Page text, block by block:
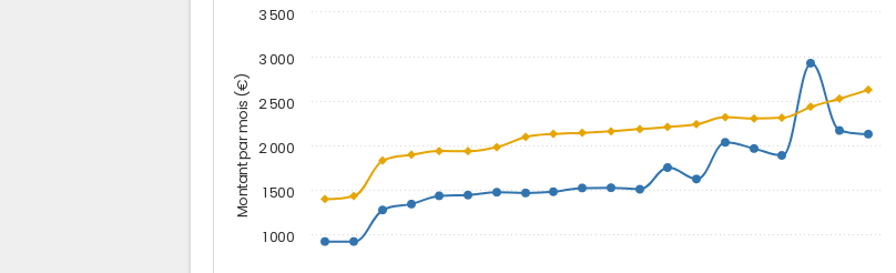
Montant par mois (€)
1 000
1 500
2 000
2 500
3 000
3 500